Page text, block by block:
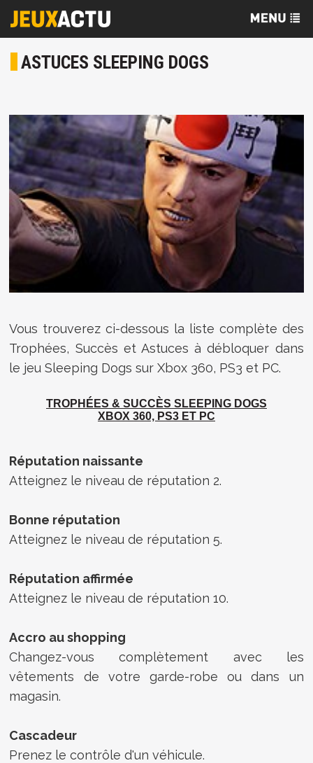
ASTUCES SLEEPING DOGS
Vous trouverez ci-dessous la liste complète des
Trophées, Succès et Astuces à débloquer dans
le jeu Sleeping Dogs sur Xbox 360, PS3 et PC.
TROPHÉES & SUCCÈS SLEEPING DOGS
XBOX 360, PS3 ET PC
Réputation naissante
Atteignez le niveau de réputation 2.
Bonne réputation
Atteignez le niveau de réputation 5.
Réputation affirmée
Atteignez le niveau de réputation 10.
Accro au shopping
Changez-vous complètement avec les
vêtements de votre garde-robe ou dans un
magasin.
Cascadeur
Prenez le contrôle d'un véhicule.